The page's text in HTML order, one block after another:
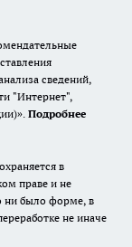
сведений,
"Интернет",
Подробнее
в
праве и не
ни было форме, в
не иначе